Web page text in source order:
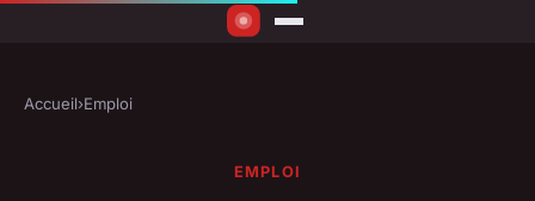
Accueil›Emploi
EMPLOI